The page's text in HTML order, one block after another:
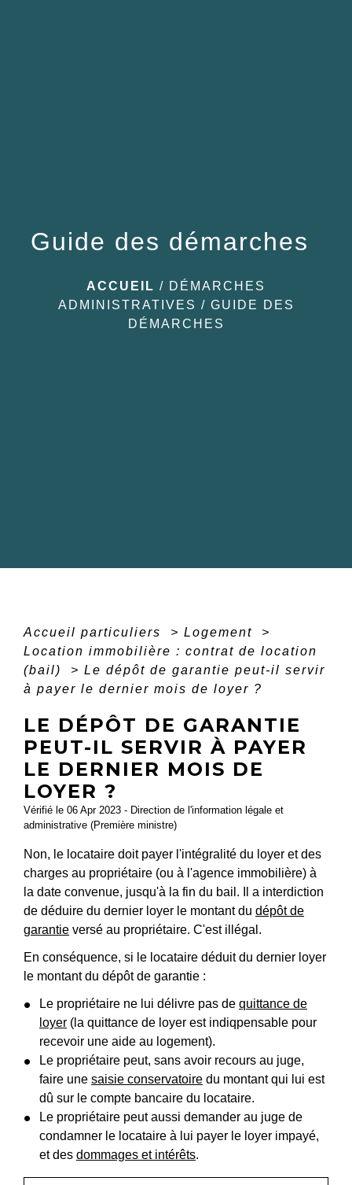
Guide des démarches
ACCUEIL / DÉMARCHES
ADMINISTRATIVES / GUIDE DES
DÉMARCHES
Accueil particuliers > Logement
>
Location immobilière : contrat de location
(bail)
> Le dépôt de garantie peut-il servir
à payer le dernier mois de loyer ?
LE DÉPÔT DE GARANTIE
PEUT-IL SERVIR À PAYER
LE DERNIER MOIS DE
LOYER ?
Vérifié le 06 Apr 2023 - Direction de l'information légale et
administrative (Première ministre)
Non, le locataire doit payer l'intégralité du loyer et des
charges au propriétaire (ou à l'agence immobilière) à
la date convenue, jusqu'à la fin du bail. Il a interdiction
de déduire du dernier loyer le montant du dépôt de
garantie versé au propriétaire. C'est illégal.
En conséquence, si le locataire déduit du dernier loyer
le montant du dépôt de garantie :
Le propriétaire ne lui délivre pas de quittance de
loyer (la quittance de loyer est indiqpensable pour
recevoir une aide au logement).
Le propriétaire peut, sans avoir recours au juge,
faire une saisie conservatoire du montant qui lui est
dû sur le compte bancaire du locataire.
Le propriétaire peut aussi demander au juge de
condamner le locataire à lui payer le loyer impayé,
et des dommages et intérêts.